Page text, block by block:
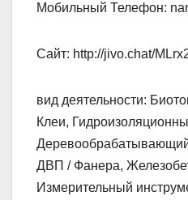
Мобильный Телефон:
Сайт: http://jivo.chat/
вид деятельности:
Клеи,
ДВП / Фанера,
Измерительный